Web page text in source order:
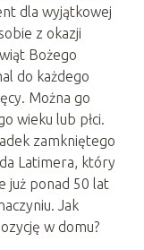
dla wyjątkowej
z okazji
Bożego
do każdego
Można go
wieku lub płci.
zamkniętego
Latimera, który
już ponad 50 lat
Jak
w domu?